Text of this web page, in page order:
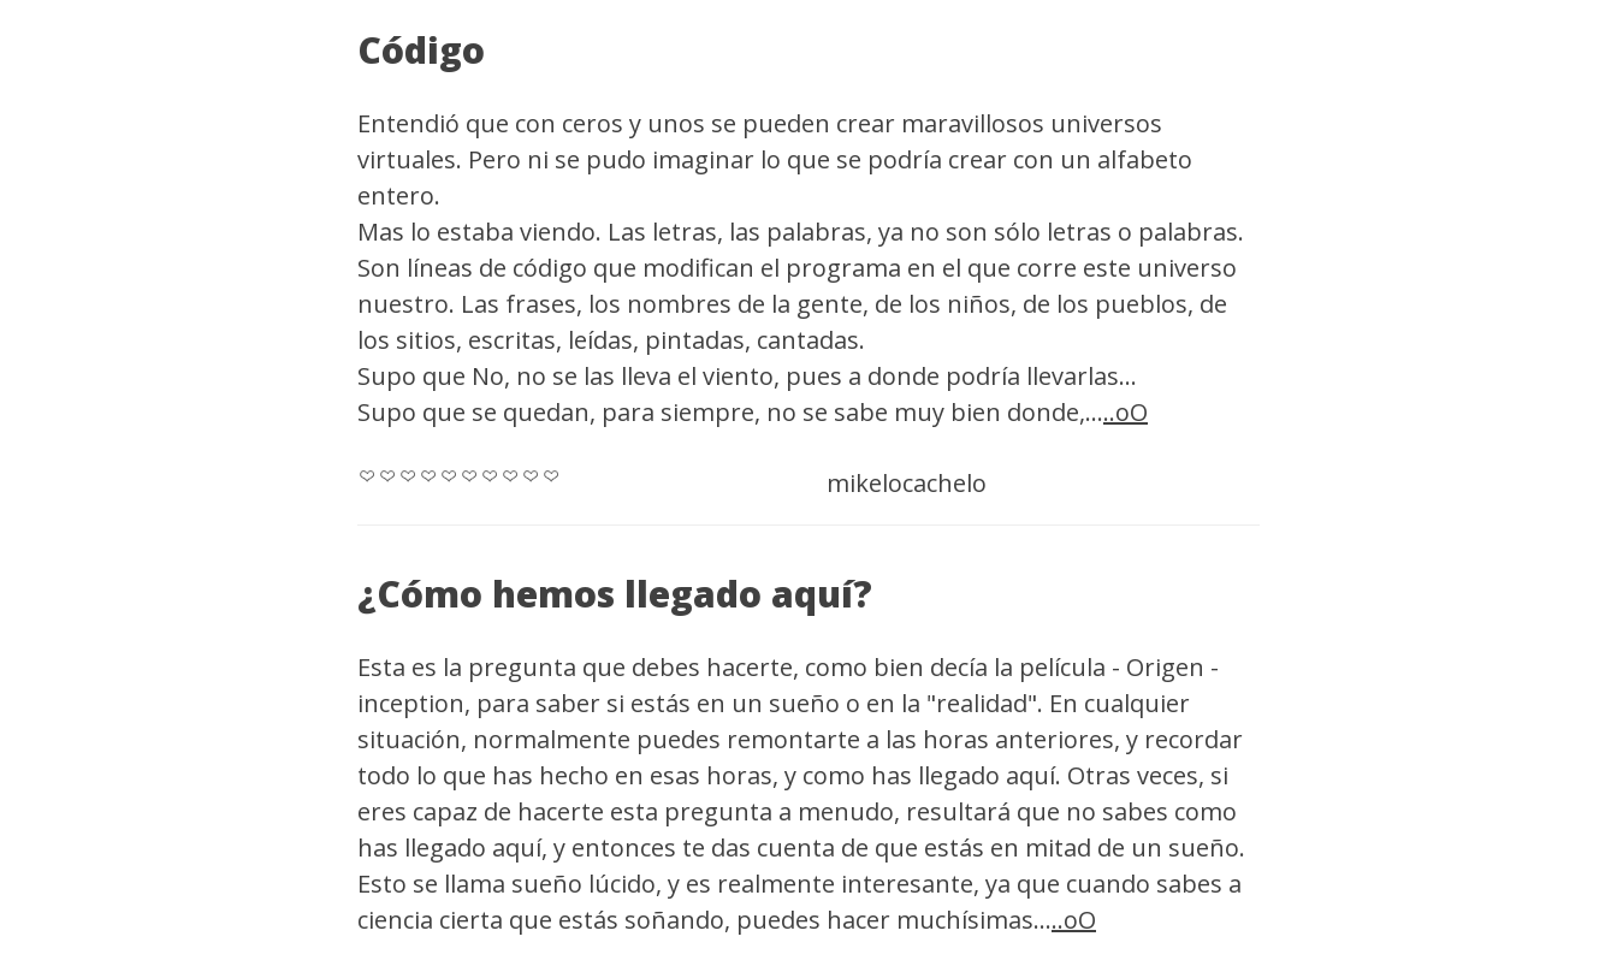
Código
Entendió que con ceros y unos se pueden crear maravillosos universos
virtuales. Pero ni se pudo imaginar lo que se podría crear con un alfabeto
entero.
Mas lo estaba viendo. Las letras, las palabras, ya no son sólo letras o palabras.
Son líneas de código que modifican el programa en el que corre este universo
nuestro. Las frases, los nombres de la gente, de los niños, de los pueblos, de
los sitios, escritas, leídas, pintadas, cantadas.
Supo que No, no se las lleva el viento, pues a donde podría llevarlas...
Supo que se quedan, para siempre, no se sabe muy bien donde,.....oO
mikelocachelo
¿Cómo hemos llegado aquí?
Esta es la pregunta que debes hacerte, como bien decía la película - Origen -
inception, para saber si estás en un sueño o en la "realidad". En cualquier
situación, normalmente puedes remontarte a las horas anteriores, y recordar
todo lo que has hecho en esas horas, y como has llegado aquí. Otras veces, si
eres capaz de hacerte esta pregunta a menudo, resultará que no sabes como
has llegado aquí, y entonces te das cuenta de que estás en mitad de un sueño.
Esto se llama sueño lúcido, y es realmente interesante, ya que cuando sabes a
ciencia cierta que estás soñando, puedes hacer muchísimas.....oO